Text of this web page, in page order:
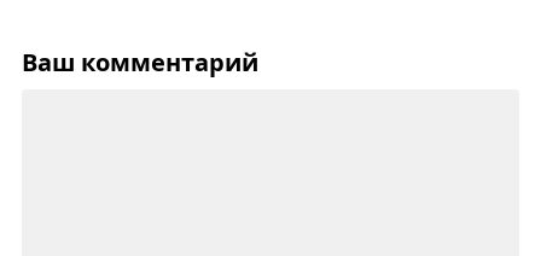
Ваш комментарий